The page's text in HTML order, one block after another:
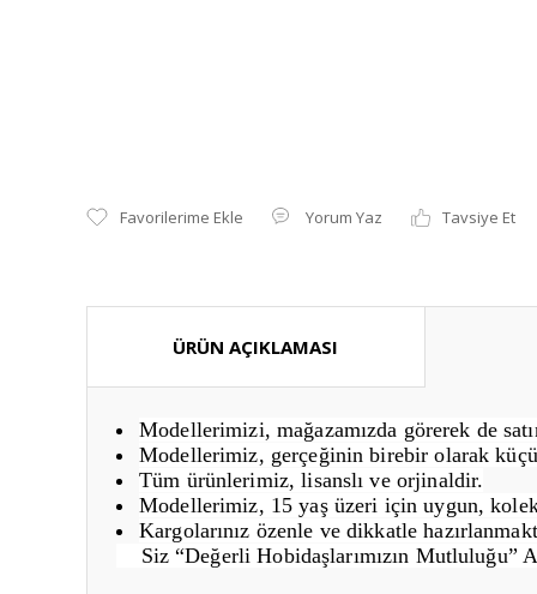
Yorum Yaz Tavsiye Et
ÜRÜN AÇIKLAMASI
Modellerimizi, mağazamızda görerek de
Modellerimiz, gerçeğinin birebir olarak
Tüm ürünlerimiz, lisanslı ve orjinaldir.
Modellerimiz, 15 yaş üzeri için uygun,
Kargolarınız özenle ve dikkatle
Siz “Değerli Hobidaşlarımızın Mutluluğu”